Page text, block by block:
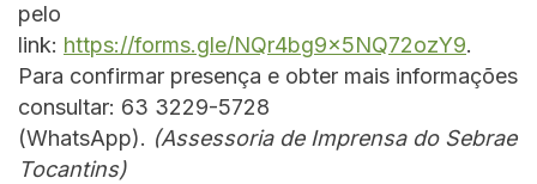
pelo
link: https://forms.gle/NQr4bg9x5NQ72ozY9.
Para confirmar presença e obter mais informações
consultar: 63 3229-5728
(WhatsApp). (Assessoria de Imprensa do Sebrae
Tocantins)